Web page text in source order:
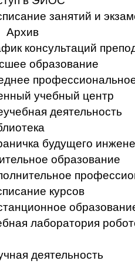
занятий и
Архив
консультаций
образование
учебный центр
деятельность
будущего
образование
курсов
лаборатория
деятельность